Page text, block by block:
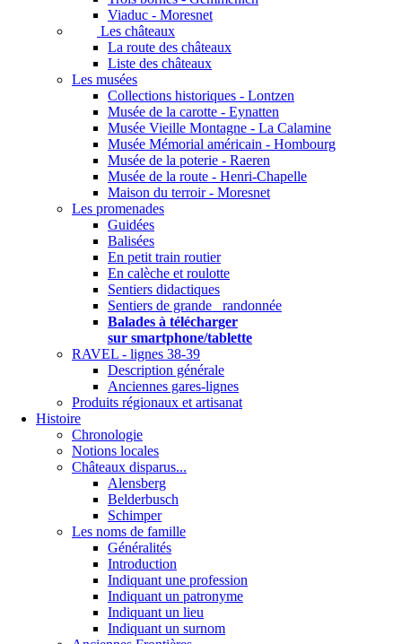
Viaduc - Moresnet
Les châteaux
La route des châteaux
Liste des châteaux
Les musées
Collections historiques - Lontzen
Musée de la carotte - Eynatten
Musée Vieille Montagne - La Calamine
Musée Mémorial américain - Hombourg
Musée de la poterie - Raeren
Musée de la route - Henri-Chapelle
Maison du terroir - Moresnet
Les promenades
Guidées
Balisées
En petit train routier
En calèche et roulotte
Sentiers didactiques
Sentiers de grande randonnée
Balades à télécharger
sur smartphone/tablette
RAVEL - lignes 38-39
Description générale
Anciennes gares-lignes
Produits régionaux et artisanat
Histoire
Chronologie
Notions locales
Châteaux disparus...
Alensberg
Belderbusch
Schimper
Les noms de famille
Généralités
Introduction
Indiquant une profession
Indiquant un patronyme
Indiquant un lieu
Indiquant un surnom